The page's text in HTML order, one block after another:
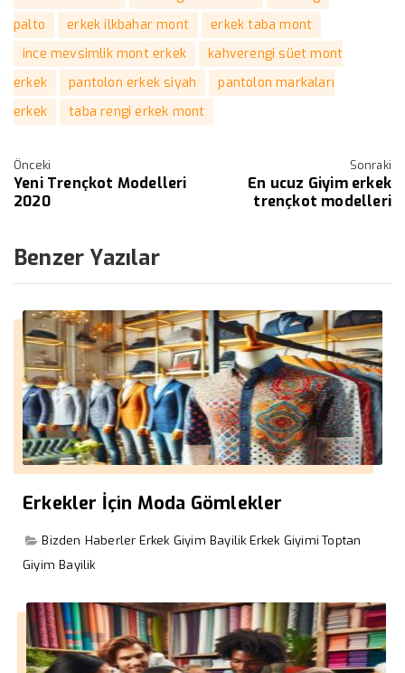
palto
erkek ilkbahar mont
erkek taba mont
ince mevsimlik mont erkek
kahverengi süet mont
erkek
pantolon erkek siyah
pantolon markaları
erkek
taba rengi erkek mont
Önceki
Yeni Trençkot Modelleri
2020
Sonraki
En ucuz Giyim erkek
trençkot modelleri
Benzer Yazılar
Erkekler İçin Moda Gömlekler
Bizden Haberler Erkek Giyim Bayilik Erkek Giyimi Toptan
Giyim Bayilik